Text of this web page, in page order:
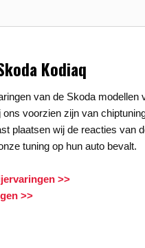
Kodiaq
van de Skoda modellen
ons voorzien zijn van
plaatsen wij de reacties van
tuning op hun auto bevalt.
>>
>>